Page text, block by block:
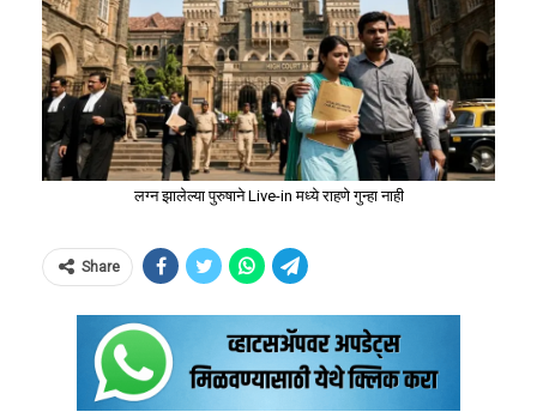
लग्न झालेल्या पुरुषाने Live-in मध्ये राहणे गुन्हा नाही
Share